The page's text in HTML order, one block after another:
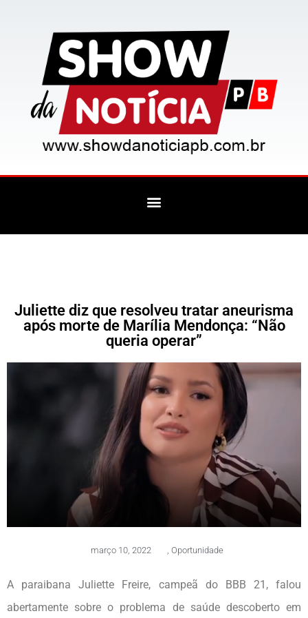
Juliette diz que resolveu tratar aneurisma
após morte de Marília Mendonça: “Não
queria operar”
março 10, 2022 , Oportunidade
A paraibana Juliette Freire, campeã do BBB 21, falou
abertamente sobre o problema de saúde descoberto em